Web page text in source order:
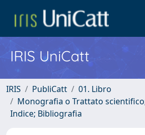
IRIS UniCatt
IRIS PubliCatt
01. Libro
Monografia o Trattato
Indice; Bibliografia